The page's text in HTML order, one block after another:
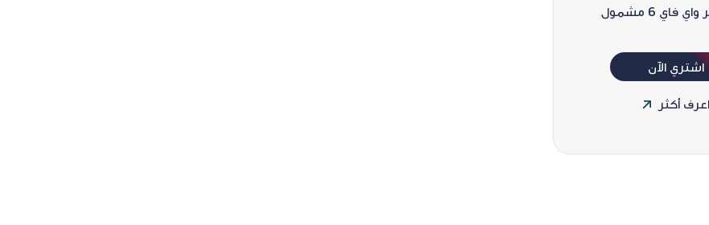
فاي 6 مشمول
اشتري الآن
اعرف أكثر